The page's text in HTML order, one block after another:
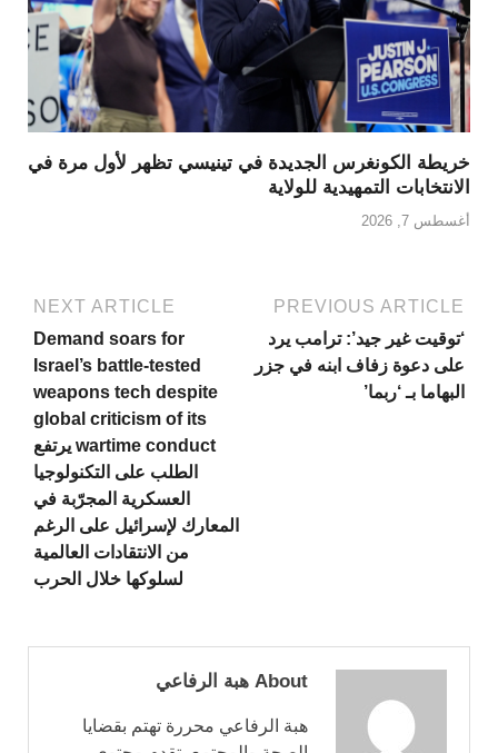
خريطة الكونغرس الجديدة في تينيسي تظهر لأول مرة في
الانتخابات التمهيدية للولاية
أغسطس 7, 2026
PREVIOUS ARTICLE
‘توقيت غير جيد’: ترامب يرد
على دعوة زفاف ابنه في جزر
البهاما بـ ‘ربما’
NEXT ARTICLE
Demand soars for
Israel’s battle-tested
weapons tech despite
global criticism of its
wartime conduct يرتفع
الطلب على التكنولوجيا
العسكرية المجرّبة في
المعارك لإسرائيل على الرغم
من الانتقادات العالمية
لسلوكها خلال الحرب
About هبة الرفاعي
هبة الرفاعي محررة تهتم بقضايا